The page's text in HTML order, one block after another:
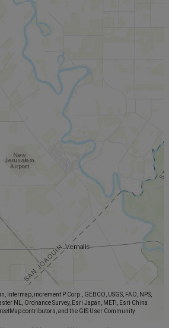
Intermap, increment P Corp., GEBCO, USGS, FAO, NPS,
NL, Ordnance Survey, Esri Japan, METI, Esri China
contributors, and the GIS User Community